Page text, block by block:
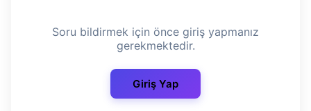
Soru bildirmek için önce giriş yapmanız
gerekmektedir.
Giriş Yap